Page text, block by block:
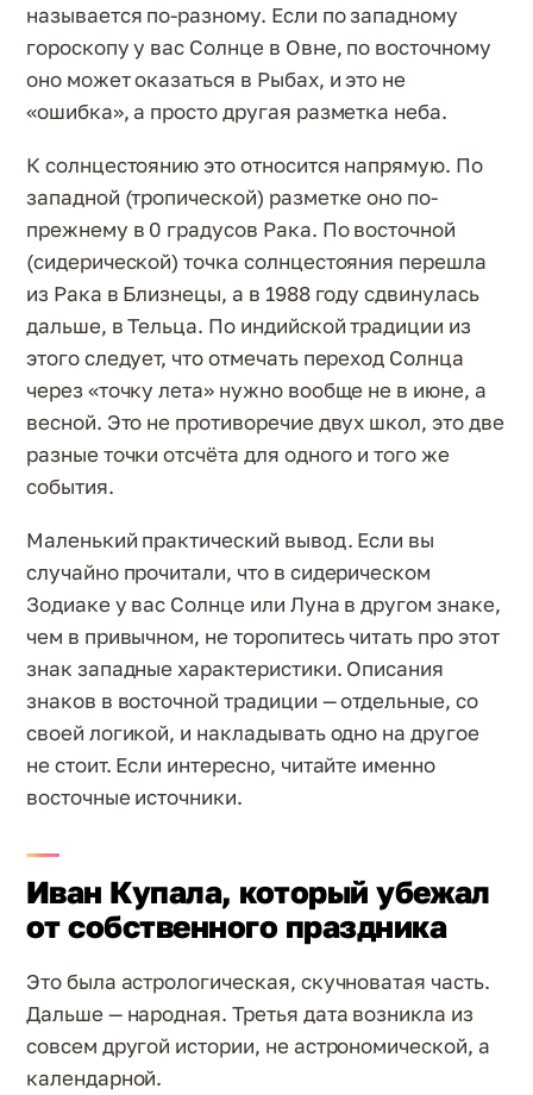
называется по-разному. Если по западному
гороскопу у вас Солнце в Овне, по восточному
оно может оказаться в Рыбах, и это не
«ошибка», а просто другая разметка неба.
К солнцестоянию это относится напрямую. По
западной (тропической) разметке оно по-
прежнему в 0 градусов Рака. По восточной
(сидерической) точка солнцестояния перешла
из Рака в Близнецы, а в 1988 году сдвинулась
дальше, в Тельца. По индийской традиции из
этого следует, что отмечать переход Солнца
через «точку лета» нужно вообще не в июне, а
весной. Это не противоречие двух школ, это две
разные точки отсчёта для одного и того же
события.
Маленький практический вывод. Если вы
случайно прочитали, что в сидерическом
Зодиаке у вас Солнце или Луна в другом знаке,
чем в привычном, не торопитесь читать про этот
знак западные характеристики. Описания
знаков в восточной традиции — отдельные, со
своей логикой, и накладывать одно на другое
не стоит. Если интересно, читайте именно
восточные источники.
Иван Купала, который убежал
от собственного праздника
Это была астрологическая, скучноватая часть.
Дальше — народная. Третья дата возникла из
совсем другой истории, не астрономической, а
календарной.